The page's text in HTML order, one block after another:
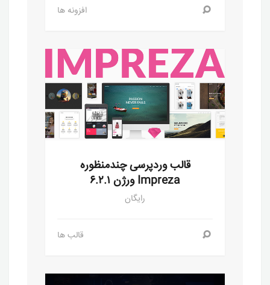
افزونه ها
قالب وردپرسی چندمنظوره
Impreza ورژن ۶.۲.۱
رایگان
قالب ها